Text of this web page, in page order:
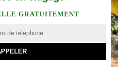
GRATUITEMENT